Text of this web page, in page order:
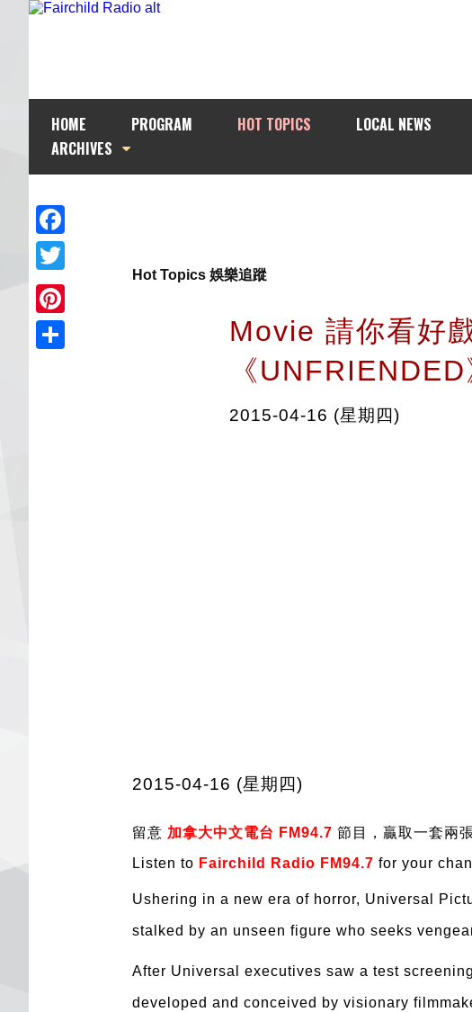
HOME PROGRAM HOT TOPICS LOCAL NEWS
ARCHIVES
Facebook
Twitter
Pinterest
Hot Topics 娛樂追蹤
Movie 請你看好
《UNFRIENDED
2015-04-16 (星期四)
2015-04-16 (星期四)
留意 加拿大中文電台 FM94.7 節目 ， 贏取一套兩
Listen to Fairchild Radio FM94.7 for your
Ushering in a new era of horror, Universal
stalked by an unseen figure who seeks
After Universal executives saw a test
developed and conceived by visionary